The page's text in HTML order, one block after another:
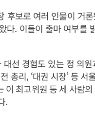
후보로 여러 인물이 거
다. 이들이 출마 여부를
선 경험도 있는 정 의
총리, ‘대권 시장’ 등
이 최고위원 등 세 사람
.